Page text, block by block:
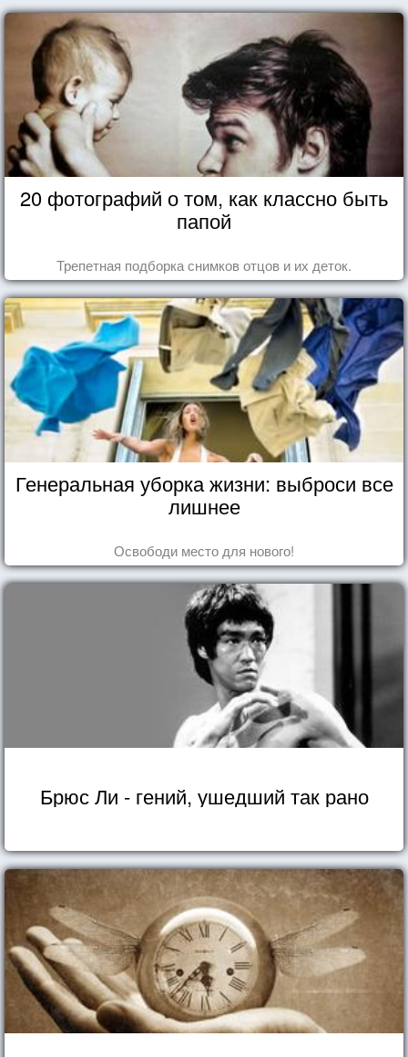
20 фотографий о том, как классно быть
папой
Трепетная подборка снимков отцов и их деток.
Генеральная уборка жизни: выброси все
лишнее
Освободи место для нового!
Брюс Ли - гений, ушедший так рано